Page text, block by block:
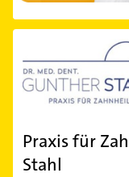
Praxis für
Stahl